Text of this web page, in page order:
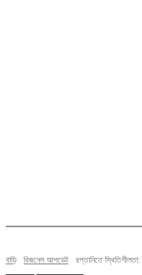
বাড়ি বিজনেস আপডেট রপ্তানিতে